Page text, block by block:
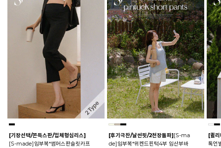
[기장선택/쫀득스판/입체형심리스]
[S-made]임부복*썸머스판슬릿카프
[후기극찬/날씬핏/2천장돌파][S-ma
de]임부복*위켄드핀턱4부 임산부바
[퀼
톡언